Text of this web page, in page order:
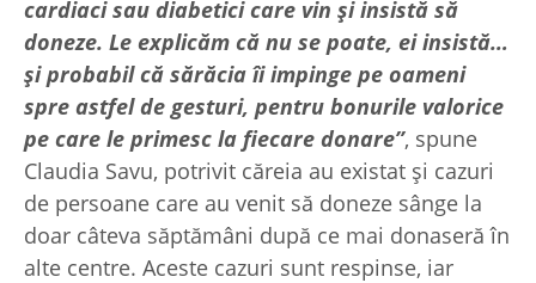
cardiaci sau diabetici care vin și insistă să
doneze. Le explicăm că nu se poate, ei insistă…
și probabil că sărăcia îi impinge pe oameni
spre astfel de gesturi, pentru bonurile valorice
pe care le primesc la fiecare donare”, spune
Claudia Savu, potrivit căreia au existat și cazuri
de persoane care au venit să doneze sânge la
doar câteva săptămâni după ce mai donaseră în
alte centre. Aceste cazuri sunt respinse, iar